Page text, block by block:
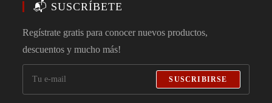
📬 SUSCRÍBETE
Regístrate gratis para conocer nuevos productos,
descuentos y mucho más!
SUSCRIBIRSE